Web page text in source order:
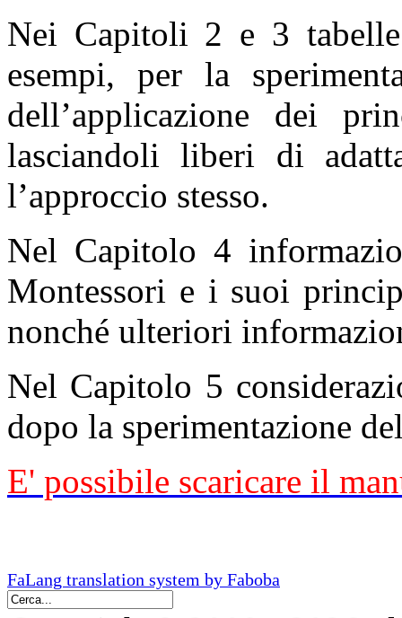
Nei Capitoli 2 e 3
esempi, per la
dell’applicazione dei
lasciandoli liberi di
l’approccio stesso.
Nel Capitolo 4
Montessori e i suoi
nonché ulteriori
Nel Capitolo 5
dopo la sperimentazione
E' possibile scaricare il
FaLang translation system by Faboba